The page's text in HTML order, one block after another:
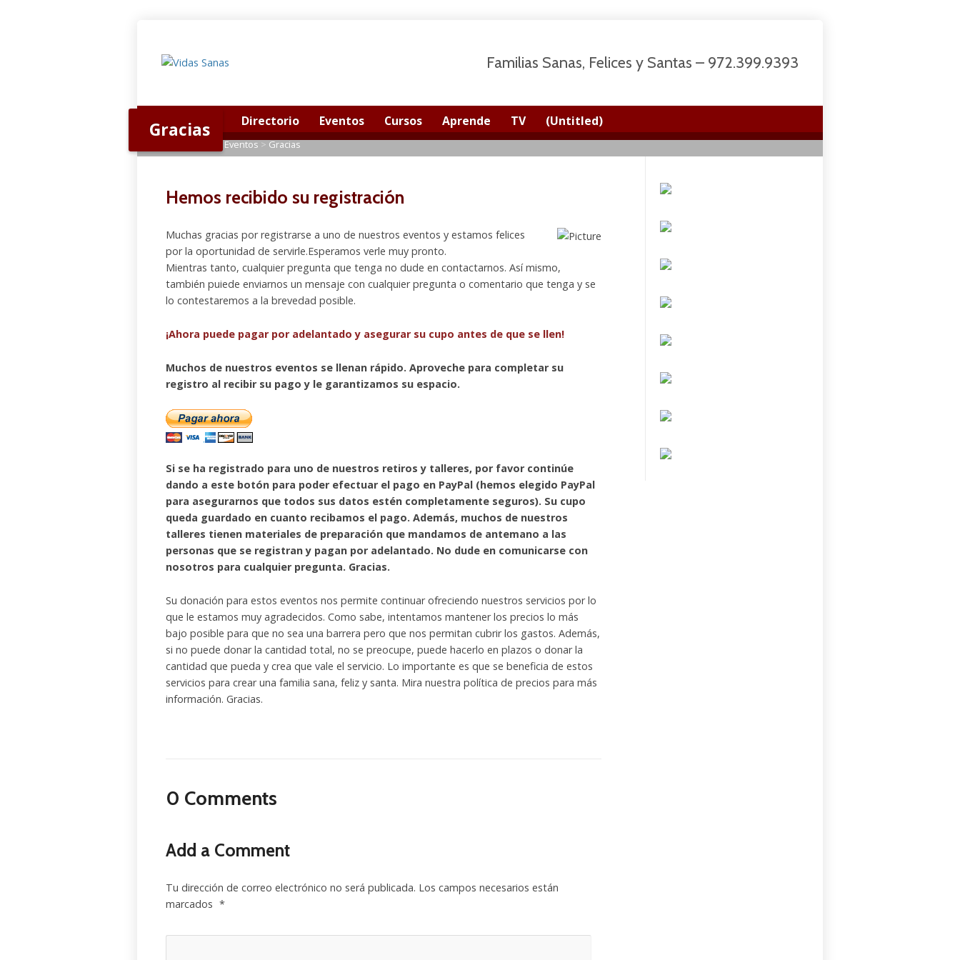
Familias Sanas, Felices y Santas – 972.399.9393
Conócenos Directorio Eventos Cursos Aprende TV (Untitled)
Gracias
Proximos Eventos>Gracias
Hemos recibido su registración
Muchas gracias por registrarse a uno de nuestros eventos y estamos felices
por la oportunidad de servirle.Esperamos verle muy pronto.
Mientras tanto, cualquier pregunta que tenga no dude en contactarnos. Así mismo,
también puiede enviarnos un mensaje con cualquier pregunta o comentario que tenga y se
lo contestaremos a la brevedad posible.
¡Ahora puede pagar por adelantado y asegurar su cupo antes de que se llen!
Muchos de nuestros eventos se llenan rápido. Aproveche para completar su
registro al recibir su pago y le garantizamos su espacio.
Si se ha registrado para uno de nuestros retiros y talleres, por favor continúe
dando a este botón para poder efectuar el pago en PayPal (hemos elegido PayPal
para asegurarnos que todos sus datos estén completamente seguros). Su cupo
queda guardado en cuanto recibamos el pago. Además, muchos de nuestros
talleres tienen materiales de preparación que mandamos de antemano a las
personas que se registran y pagan por adelantado. No dude en comunicarse con
nosotros para cualquier pregunta. Gracias.
Su donación para estos eventos nos permite continuar ofreciendo nuestros servicios por lo
que le estamos muy agradecidos. Como sabe, intentamos mantener los precios lo más
bajo posible para que no sea una barrera pero que nos permitan cubrir los gastos. Además,
si no puede donar la cantidad total, no se preocupe, puede hacerlo en plazos o donar la
cantidad que pueda y crea que vale el servicio. Lo importante es que se beneficia de estos
servicios para crear una familia sana, feliz y santa. Mira nuestra política de precios para más
información. Gracias.
0 Comments
Add a Comment
Tu dirección de correo electrónico no será publicada. Los campos necesarios están
marcados *